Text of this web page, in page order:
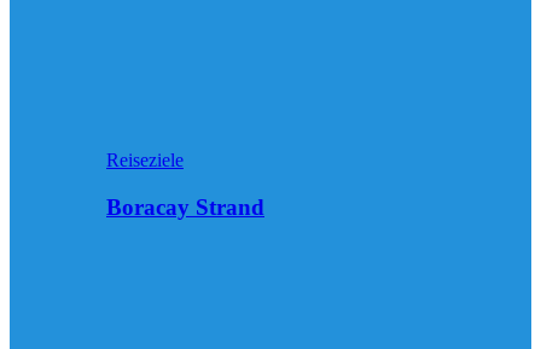
Reiseziele
Boracay Strand